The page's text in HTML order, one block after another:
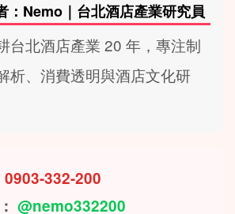
：Nemo｜台北酒店產業研究員
台北酒店產業 20 年，專注制
析、消費透明與酒店文化研
0903-332-200
@nemo332200